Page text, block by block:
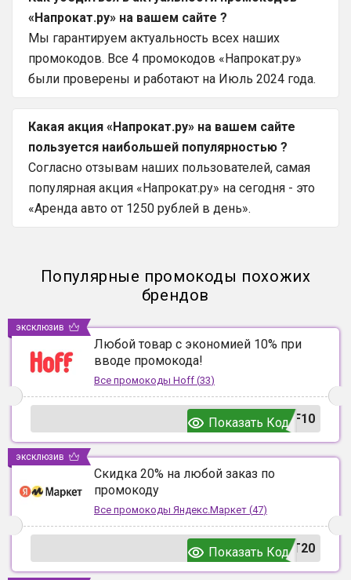
«Напрокат.ру» на вашем сайте ?
Мы гарантируем актуальность всех наших
промокодов. Все 4 промокодов «Напрокат.ру»
были проверены и работают на Июль 2024 года.
Какая акция «Напрокат.ру» на вашем сайте
пользуется наибольшей популярностью ?
Согласно отзывам наших пользователей, самая
популярная акция «Напрокат.ру» на сегодня - это
«Аренда авто от 1250 рублей в день».
Популярные промокоды похожих
брендов
Любой товар с экономией 10% при
вводе промокода!
Все промокоды Hoff (33)
F10
Показать Код
эксклюзив
Скидка 20% на любой заказ по
промокоду
Все промокоды Яндекс.Маркет (47)
T20
Показать Код
эксклюзив